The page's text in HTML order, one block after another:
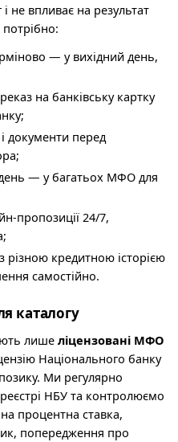
не впливає на результат
— у вихідний день,
на банківську картку
документи перед
— у багатьох МФО для
пропозиції 24/7,
різною кредитною історією
самостійно.
каталогу
лише ліцензовані МФО
Національного банку
Ми регулярно
реєстрі НБУ та контролюємо
процентна ставка,
попередження про